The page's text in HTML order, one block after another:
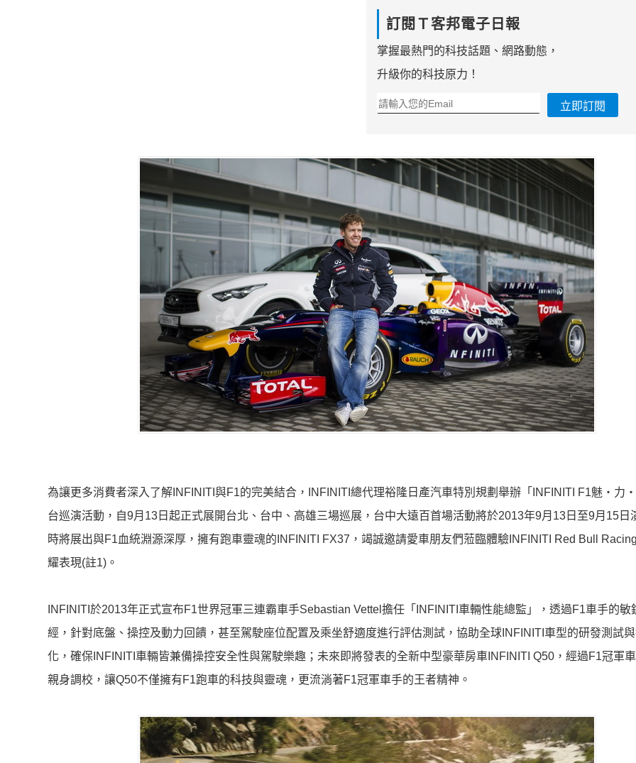
訂閱Ｔ客邦電子日報
掌握最熱門的科技話題、網路動態，
升級你的科技原力！
立即訂閱
為讓更多消費者深入了解INFINITI與F1的完美結合，INFINITI總代理裕隆日產汽車特別規劃舉辦「INFINITI F1魅‧力
台巡演活動，自9月13日起正式展開台北、台中、高雄三場巡展，台中大遠百首場活動將於2013年9月13日至9月15日
時將展出與F1血統淵源深厚，擁有跑車靈魂的INFINITI FX37，竭誠邀請愛車朋友們蒞臨體驗INFINITI Red Bull
耀表現(註1)。
INFINITI於2013年正式宣布F1世界冠軍三連霸車手Sebastian Vettel擔任「INFINITI車輛性能總監」，透過F1車手的敏
經，針對底盤、操控及動力回饋，甚至駕駛座位配置及乘坐舒適度進行評估測試，協助全球INFINITI車型的研發測試
化，確保INFINITI車輛皆兼備操控安全性與駕駛樂趣；未來即將發表的全新中型豪華房車INFINITI Q50，經過F1冠軍車
親身調校，讓Q50不僅擁有F1跑車的科技與靈魂，更流淌著F1冠軍車手的王者精神。